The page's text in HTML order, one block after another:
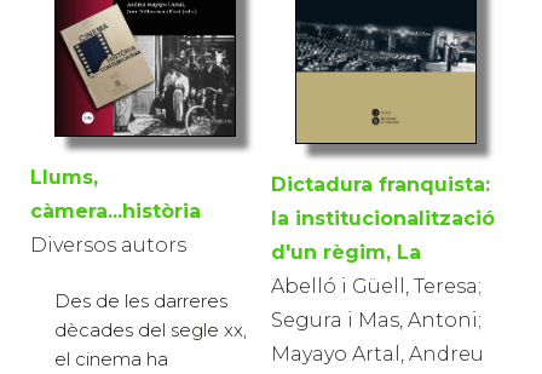
Llums,
càmera...història
Diversos autors
Des de les darreres
dècades del segle xx,
el cinema ha
Dictadura franquista:
la institucionalització
d'un règim, La
Abelló i Güell, Teresa;
Segura i Mas, Antoni;
Mayayo Artal, Andreu